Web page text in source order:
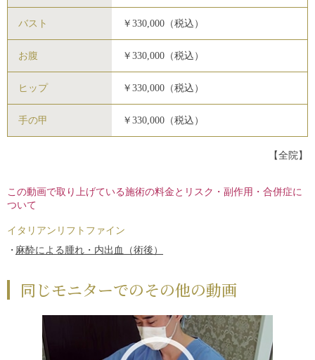
バスト ￥330,000（税込）
お腹 ￥330,000（税込）
ヒップ ￥330,000（税込）
手の甲 ￥330,000（税込）
【全院】
この動画で取り上げている施術の料金とリスク・副作用・合併症に
ついて
イタリアンリフトファイン
麻酔による腫れ・内出血（術後）
同じモニターでのその他の動画